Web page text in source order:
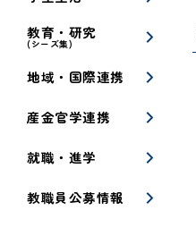
教育・研究
(シーズ集)
地域・国際連携
産金官学連携
就職・進学
教職員公募情報